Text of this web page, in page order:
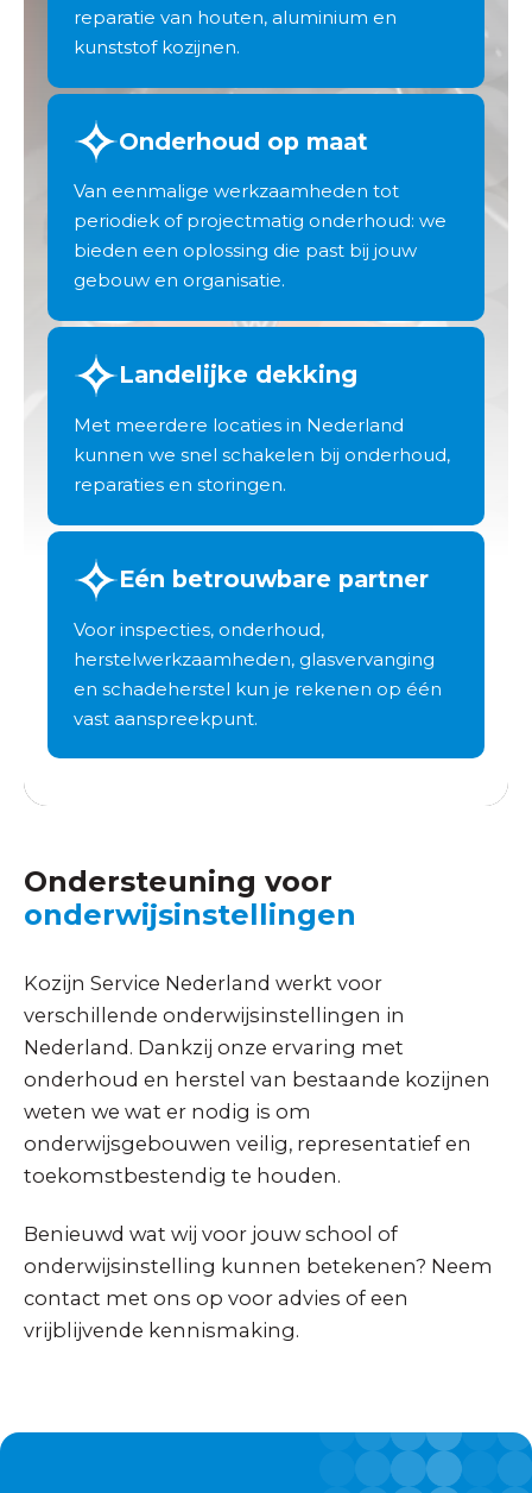
reparatie van houten, aluminium en
kunststof kozijnen.
Onderhoud op maat
Van eenmalige werkzaamheden tot
periodiek of projectmatig onderhoud: we
bieden een oplossing die past bij jouw
gebouw en organisatie.
Landelijke dekking
Met meerdere locaties in Nederland
kunnen we snel schakelen bij onderhoud,
reparaties en storingen.
Eén betrouwbare partner
Voor inspecties, onderhoud,
herstelwerkzaamheden, glasvervanging
en schadeherstel kun je rekenen op één
vast aanspreekpunt.
Ondersteuning voor
onderwijsinstellingen
Kozijn Service Nederland werkt voor
verschillende onderwijsinstellingen in
Nederland. Dankzij onze ervaring met
onderhoud en herstel van bestaande kozijnen
weten we wat er nodig is om
onderwijsgebouwen veilig, representatief en
toekomstbestendig te houden.
Benieuwd wat wij voor jouw school of
onderwijsinstelling kunnen betekenen? Neem
contact met ons op voor advies of een
vrijblijvende kennismaking.